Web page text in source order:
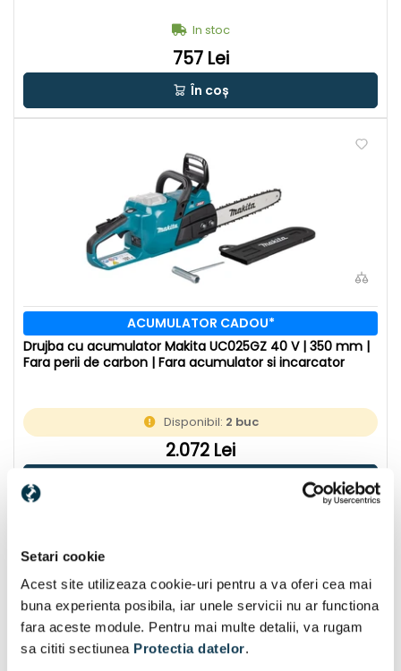
Setari cookie
Acest site utilizeaza cookie-uri pentru a va oferi cea mai
buna experienta posibila, iar unele servicii nu ar functiona
fara aceste module. Pentru mai multe detalii, va rugam
sa cititi sectiunea Protectia datelor.
In stoc
757 Lei
În coș
ACUMULATOR CADOU*
Drujba cu acumulator Makita UC025GZ 40 V | 350 mm |
Fara perii de carbon | Fara acumulator si incarcator
Disponibil: 2 buc
2.072 Lei